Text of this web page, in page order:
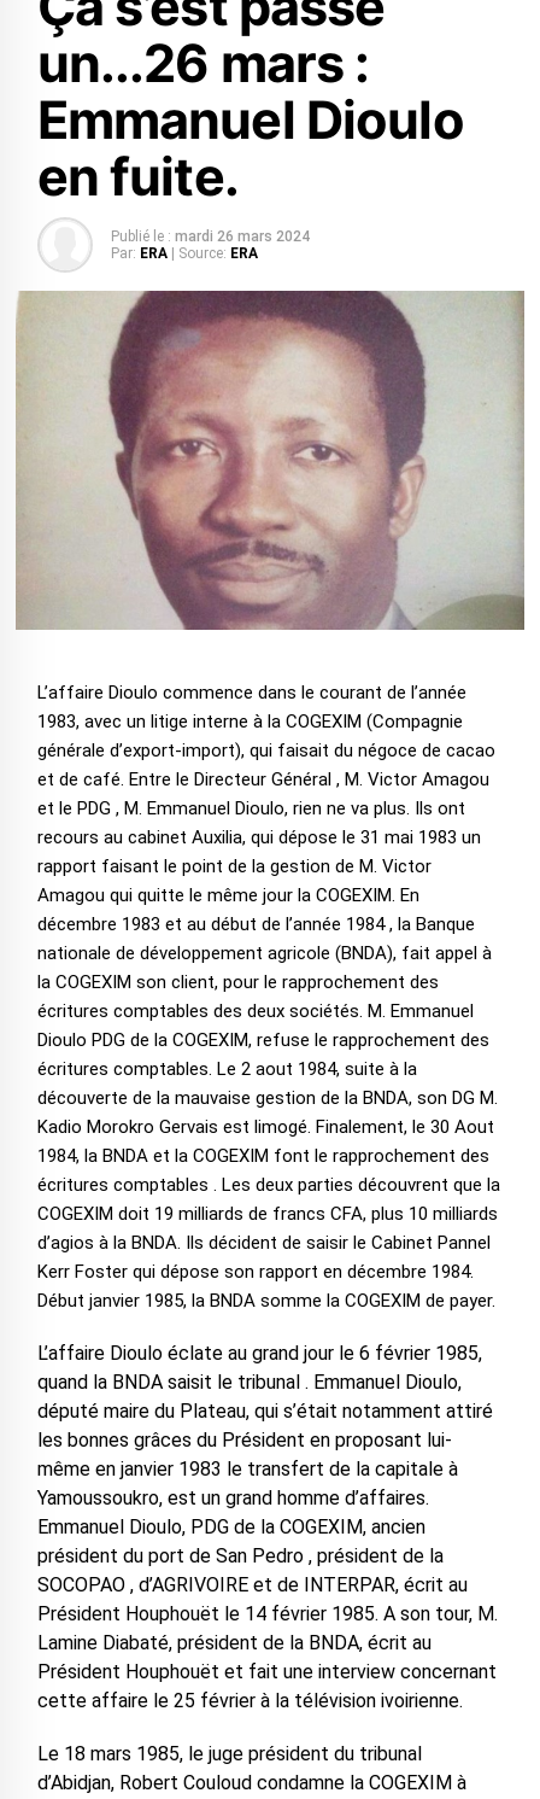
un...26 mars :
Emmanuel Dioulo
en fuite.
Publié le : mardi 26 mars 2024
Par: ERA | Source: ERA
L’affaire Dioulo commence dans le courant de l’année
1983, avec un litige interne à la COGEXIM (Compagnie
générale d’export-import), qui faisait du négoce de cacao
et de café. Entre le Directeur Général , M. Victor Amagou
et le PDG , M. Emmanuel Dioulo, rien ne va plus. Ils ont
recours au cabinet Auxilia, qui dépose le 31 mai 1983 un
rapport faisant le point de la gestion de M. Victor
Amagou qui quitte le même jour la COGEXIM. En
décembre 1983 et au début de l’année 1984 , la Banque
nationale de développement agricole (BNDA), fait appel à
la COGEXIM son client, pour le rapprochement des
écritures comptables des deux sociétés. M. Emmanuel
Dioulo PDG de la COGEXIM, refuse le rapprochement des
écritures comptables. Le 2 aout 1984, suite à la
découverte de la mauvaise gestion de la BNDA, son DG M.
Kadio Morokro Gervais est limogé. Finalement, le 30 Aout
1984, la BNDA et la COGEXIM font le rapprochement des
écritures comptables . Les deux parties découvrent que la
COGEXIM doit 19 milliards de francs CFA, plus 10 milliards
d’agios à la BNDA. Ils décident de saisir le Cabinet Pannel
Kerr Foster qui dépose son rapport en décembre 1984.
Début janvier 1985, la BNDA somme la COGEXIM de payer.
L’affaire Dioulo éclate au grand jour le 6 février 1985,
quand la BNDA saisit le tribunal . Emmanuel Dioulo,
député maire du Plateau, qui s’était notamment attiré
les bonnes grâces du Président en proposant lui-
même en janvier 1983 le transfert de la capitale à
Yamoussoukro, est un grand homme d’affaires.
Emmanuel Dioulo, PDG de la COGEXIM, ancien
président du port de San Pedro , président de la
SOCOPAO , d’AGRIVOIRE et de INTERPAR, écrit au
Président Houphouët le 14 février 1985. A son tour, M.
Lamine Diabaté, président de la BNDA, écrit au
Président Houphouët et fait une interview concernant
cette affaire le 25 février à la télévision ivoirienne.
Le 18 mars 1985, le juge président du tribunal
d’Abidjan, Robert Couloud condamne la COGEXIM à